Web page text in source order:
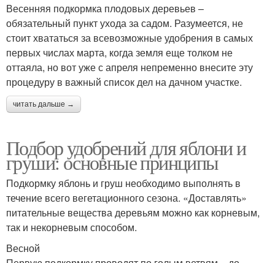
Весенняя подкормка плодовых деревьев –
обязательный пункт ухода за садом. Разумеется, не
стоит хвататься за всевозможные удобрения в самых
первых числах марта, когда земля еще толком не
оттаяла, но вот уже с апреля непременно внесите эту
процедуру в важный список дел на дачном участке.
читать дальше →
Подбор удобрений для яблони и
груши: основные принципы
Подкормку яблонь и груш необходимо выполнять в
течение всего вегетационного сезона. «Доставлять»
питательные вещества деревьям можно как корневым,
так и некорневым способом.
Весной